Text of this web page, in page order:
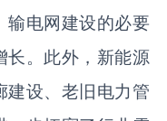
输电网建设的必要
长。此外，新能源
建设、老旧电力管